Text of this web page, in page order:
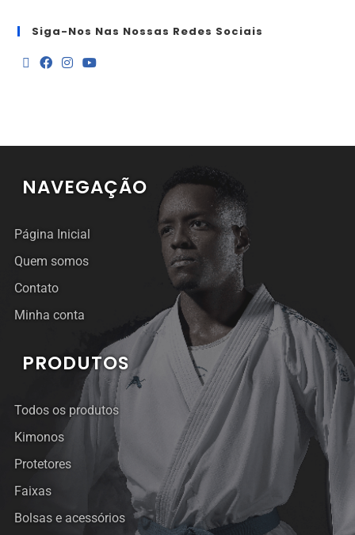
Siga-Nos Nas Nossas Redes Sociais
NAVEGAÇÃO
Página Inicial
Quem somos
Contato
Minha conta
PRODUTOS
Todos os produtos
Kimonos
Protetores
Faixas
Bolsas e acessórios